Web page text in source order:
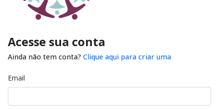
Acesse sua conta
Ainda não tem conta? Clique aqui para criar uma
Email